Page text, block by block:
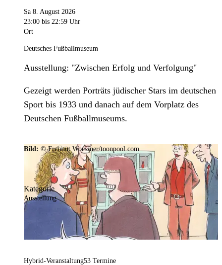
Sa 8. August 2026
23:00 bis 22:59 Uhr
Ort
Deutsches Fußballmuseum
Ausstellung: "Zwischen Erfolg und Verfolgung"
Gezeigt werden Porträts jüdischer Stars im deutschen
Sport bis 1933 und danach auf dem Vorplatz des
Deutschen Fußballmuseums.
Bild: © Freimut Woessner/toonpool.com
Kategorie
Ausstellung
Hybrid-Veranstaltung53 Termine